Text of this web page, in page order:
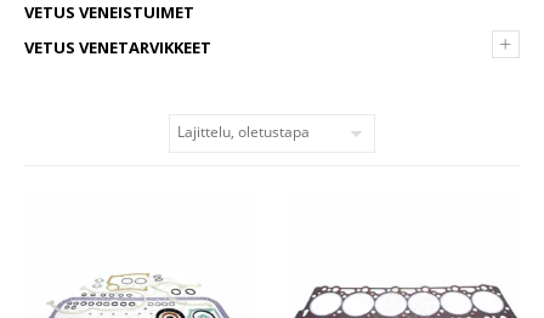
VETUS VENEISTUIMET
+
VETUS VENETARVIKKEET